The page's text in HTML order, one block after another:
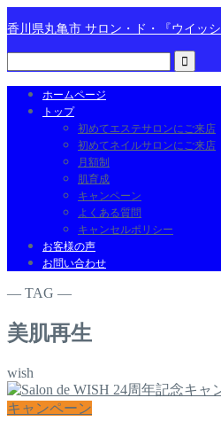
香川県丸亀市 サロン・ド・『ウイッ
ホームページ
トップ
初めてエステサロンにご来店
初めてネイルサロンにご来店
月額制
肌育成
キャンペーン
よくある質問
キャンセルポリシー
お客様の声
お問い合わせ
― TAG ―
美肌再生
wish
キャンペーン